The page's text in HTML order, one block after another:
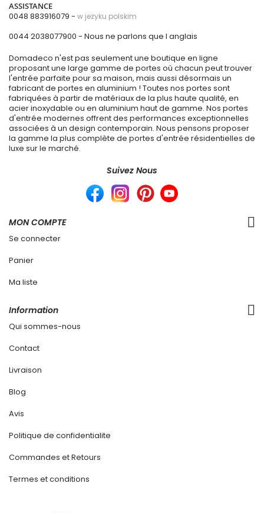
ASSISTANCE
0048 883916079 - w jezyku polskim
0044 2038077900 - Nous ne parlons que l anglais
Domadeco n'est pas seulement une boutique en ligne
proposant une large gamme de portes où chacun peut trouver
l'entrée parfaite pour sa maison, mais aussi désormais un
fabricant de portes en aluminium ! Toutes nos portes sont
fabriquées à partir de matériaux de la plus haute qualité, en
acier inoxydable ou en aluminium haut de gamme. Nos portes
d'entrée modernes offrent des performances exceptionnelles
associées à un design contemporain. Nous pensons proposer
la gamme la plus complète de portes d'entrée résidentielles de
luxe sur le marché.
Suivez Nous
MON COMPTE
Se connecter
Panier
Ma liste
Information
Qui sommes-nous
Contact
Livraison
Blog
Avis
Politique de confidentialite
Commandes et Retours
Termes et conditions